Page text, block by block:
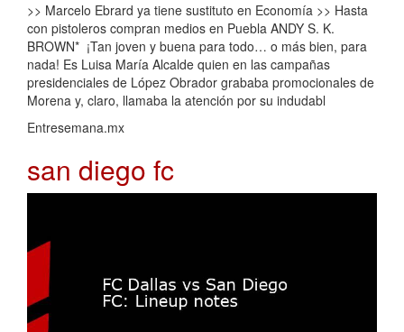
>> Marcelo Ebrard ya tiene sustituto en Economía >> Hasta
con pistoleros compran medios en Puebla ANDY S. K.
BROWN* ¡Tan joven y buena para todo… o más bien, para
nada! Es Luisa María Alcalde quien en las campañas
presidenciales de López Obrador grababa promocionales de
Morena y, claro, llamaba la atención por su indudabl
Entresemana.mx
san diego fc